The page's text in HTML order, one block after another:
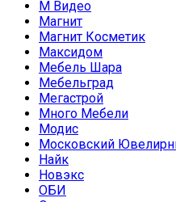
М Видео
Магнит
Магнит Косметик
Максидом
Мебель Шара
Мебельград
Мегастрой
Много Мебели
Модис
Московский
Найк
Новэкс
ОБИ